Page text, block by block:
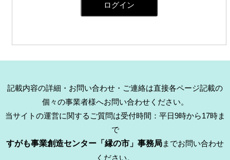
ログイン
記載内容の詳細・お問い合わせ・ご連絡は直接各ページ記載の
個々の事業者様へお問い合わせください。
当サイトの運営に関するご質問は受付時間：平日9時から17時ま
で
すがも事業創造センター「縁の市」事務局までお問い合わせ
ください。